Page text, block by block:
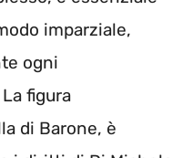
imparziale,
ogni
figura
di Barone, è